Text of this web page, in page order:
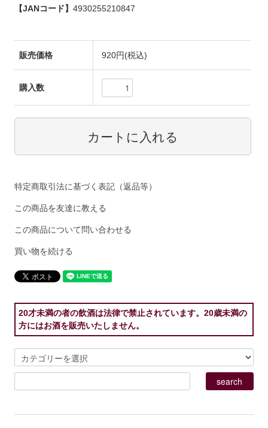
【JANコード】4930255210847
販売価格 920円(税込)
購入数
特定商取引法に基づく表記（返品等）
この商品を友達に教える
この商品について問い合わせる
買い物を続ける
20才未満の者の飲酒は法律で禁止されています。20歳未満の
方にはお酒を販売いたしません。